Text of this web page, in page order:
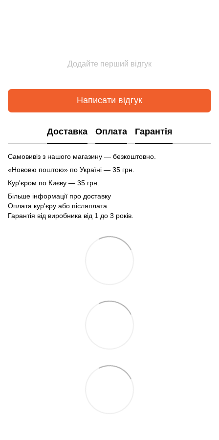
Додайте перший відгук
Написати відгук
Доставка Оплата Гарантія
Самовивіз з нашого магазину — безкоштовно.
«Нововю поштою» по Україні — 35 грн.
Кур'єром по Києву — 35 грн.
Більше інформації про доставку
Оплата кур'єру або післяплата.
Гарантія від виробника від 1 до 3 років.